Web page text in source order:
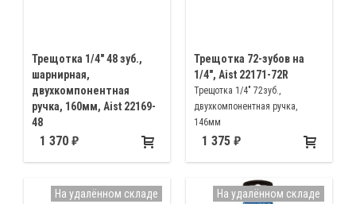
Трещотка 1/4" 48 зуб.,
шарнирная,
двухкомпонентная
ручка, 160мм, Aist 22169-
48
Шарнирная трещотка для
1 370
Трещотка 72-зубов на
1/4", Aist 22171-72R
Трещотка 1/4" 72зуб.,
двухкомпонентная ручка,
146мм
1 375
На удалённом складе На удалённом складе